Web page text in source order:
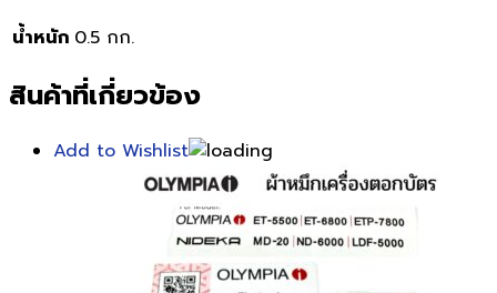
น้ำหนัก 0.5 กก.
สินค้าที่เกี่ยวข้อง
Add to Wishlist